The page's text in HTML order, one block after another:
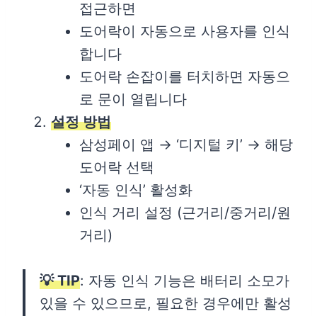
접근하면
도어락이 자동으로 사용자를 인식
합니다
도어락 손잡이를 터치하면 자동으
로 문이 열립니다
설정 방법
삼성페이 앱 → ‘디지털 키’ → 해당
도어락 선택
‘자동 인식’ 활성화
인식 거리 설정 (근거리/중거리/원
거리)
💡 TIP: 자동 인식 기능은 배터리 소모가
있을 수 있으므로, 필요한 경우에만 활성